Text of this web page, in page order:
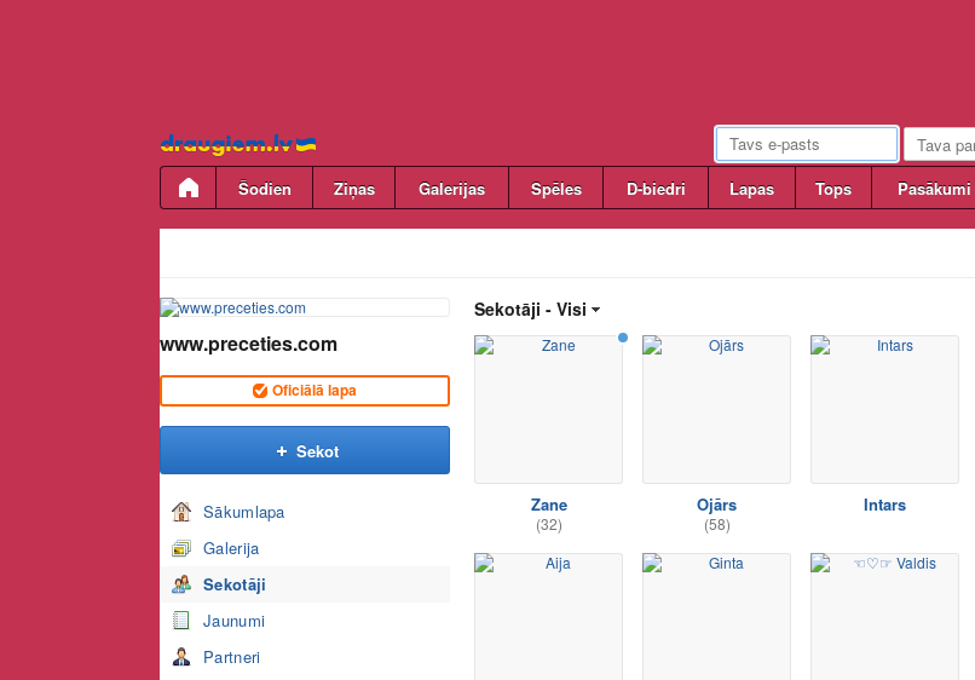
Pāriet
uz
saturu
Šodien Ziņas Galerijas Spēles D-biedri Lapas Tops Pasākumi
www.preceties.com
Oficiālā lapa
Sekot
Sākumlapa
Galerija
Sekotāji
Jaunumi
Partneri
Sekotāji - Visi
Zane
(32)
Ojārs
(58)
Intars